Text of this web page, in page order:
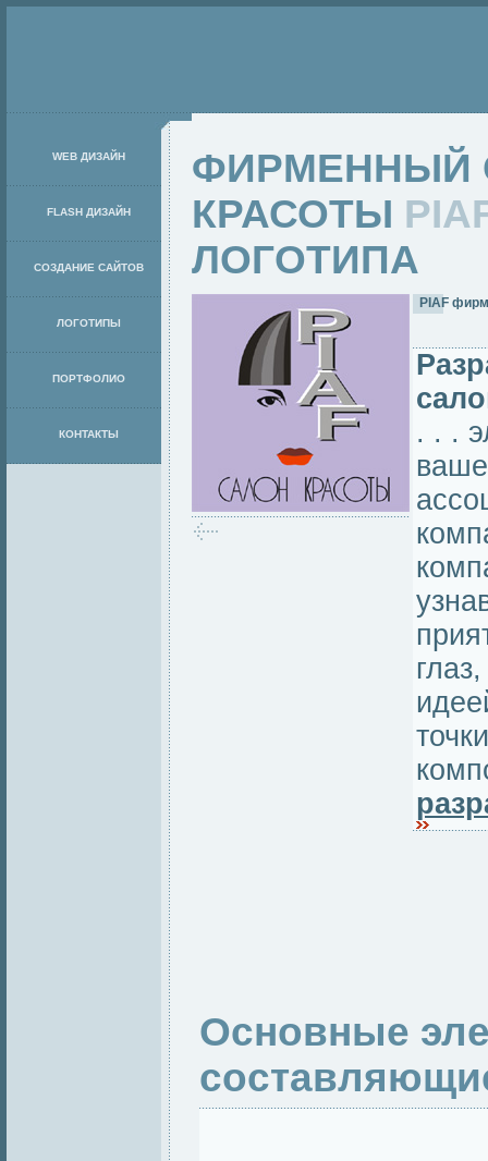
ФИРМЕННЫЙ
КРАСОТЫ
ЛОГОТИПА
PIAF
. . .
Основные
WEB ДИЗАЙН
FLASH ДИЗАЙН
СОЗДАНИЕ САЙТОВ
ЛОГОТИПЫ
ПОРТФОЛИО
КОНТАКТЫ